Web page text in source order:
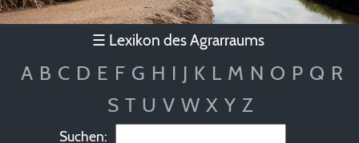
☰ Lexikon des Agrarraums
A B C D E F G H I J K L M N O P Q R
S T U V W X Y Z
Suchen: